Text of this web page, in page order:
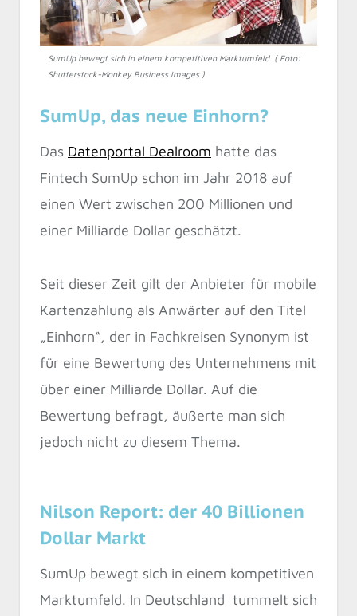
SumUp bewegt sich in einem kompetitiven Marktumfeld. ( Foto:
Shutterstock-Monkey Business Images )
SumUp, das neue Einhorn?
Das Datenportal Dealroom hatte das
Fintech SumUp schon im Jahr 2018 auf
einen Wert zwischen 200 Millionen und
einer Milliarde Dollar geschätzt.
Seit dieser Zeit gilt der Anbieter für mobile
Kartenzahlung als Anwärter auf den Titel
„Einhorn“, der in Fachkreisen Synonym ist
für eine Bewertung des Unternehmens mit
über einer Milliarde Dollar. Auf die
Bewertung befragt, äußerte man sich
jedoch nicht zu diesem Thema.
Nilson Report: der 40 Billionen
Dollar Markt
SumUp bewegt sich in einem kompetitiven
Marktumfeld. In Deutschland tummelt sich